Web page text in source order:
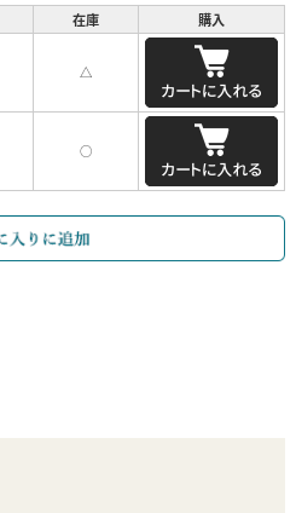
在庫 購入
△
○